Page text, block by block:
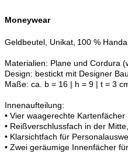
Moneywear
Geldbeutel, Unikat, 100 %
Materialien: Plane und Cordura
Design: bestickt mit Designer
Maße: ca. b = 16 | h = 9 | t = 3
Innenaufteilung:
• Vier waagerechte
• Reißverschlussfach in der
• Klarsichtfach für
• Zwei geräumige Innenfächer